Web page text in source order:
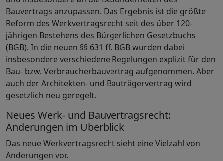
Bauvertrags anzupassen. Das Ergebnis ist die größte
Reform des Werkvertragsrecht seit des über 120-
jährigen Bestehens des Bürgerlichen Gesetzbuchs
(BGB). In die neuen §§ 631 ff. BGB wurden dabei
insbesondere verschiedene Regelungen explizit für den
Bau- bzw. Verbraucherbauvertrag aufgenommen. Aber
auch der Architekten- und Bauträgervertrag wird
gesetzlich neu geregelt.
Neues Werk- und Bauvertragsrecht:
Änderungen im Überblick
Das neue Werkvertragsrecht sieht eine Vielzahl von
Änderungen vor.